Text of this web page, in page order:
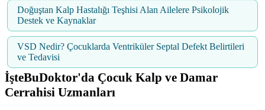
Doğuştan Kalp Hastalığı Teşhisi Alan Ailelere Psikolojik
Destek ve Kaynaklar
VSD Nedir? Çocuklarda Ventriküler Septal Defekt Belirtileri
ve Tedavisi
İşteBuDoktor'da Çocuk Kalp ve Damar
Cerrahisi Uzmanları